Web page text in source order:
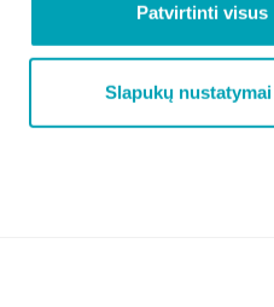
Patvirtinti visus
Slapukų nustatymai